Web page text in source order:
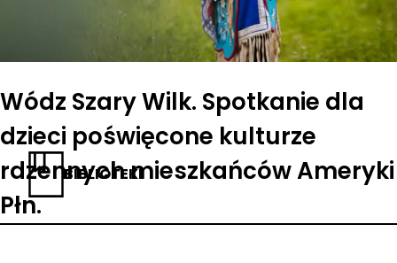
BIBLIOTEKI
Wódz Szary Wilk. Spotkanie dla
dzieci poświęcone kulturze
rdzennych mieszkańców Ameryki
Płn.